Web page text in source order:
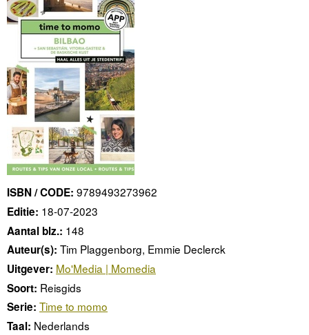
ISBN / CODE: 9789493273962
Editie: 18-07-2023
Aantal blz.: 148
Auteur(s): Tim Plaggenborg, Emmie Declerck
Uitgever: Mo'Media | Momedia
Soort: Reisgids
Serie: Time to momo
Taal: Nederlands